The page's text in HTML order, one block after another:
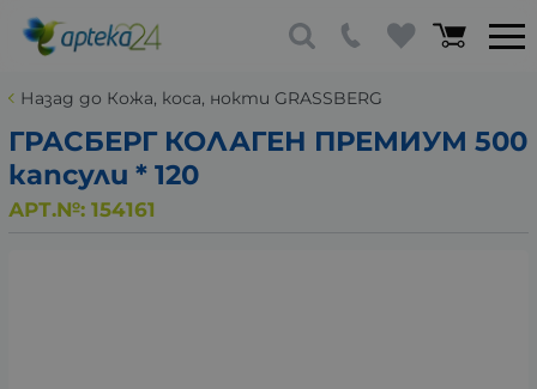
Назад до Кожа, коса, нокти GRASSBERG
ГРАСБЕРГ КОЛАГЕН ПРЕМИУМ 500
капсули * 120
АРТ.№: 154161